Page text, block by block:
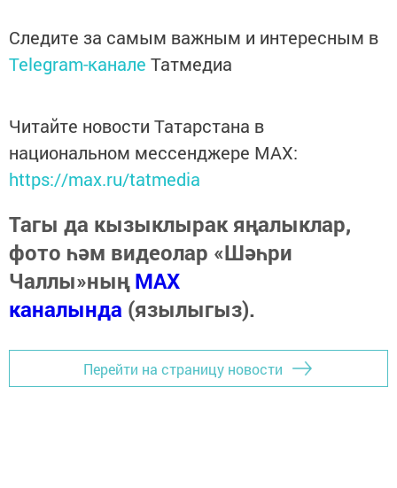
Следите за самым важным и интересным в
Telegram-канале Татмедиа
Читайте новости Татарстана в
национальном мессенджере MАХ:
https://max.ru/tatmedia
Тагы да кызыклырак яңалыклар,
фото һәм видеолар «Шәһри
Чаллы»ныңMAX
каналында (язылыгыз).
Перейти на страницу новости